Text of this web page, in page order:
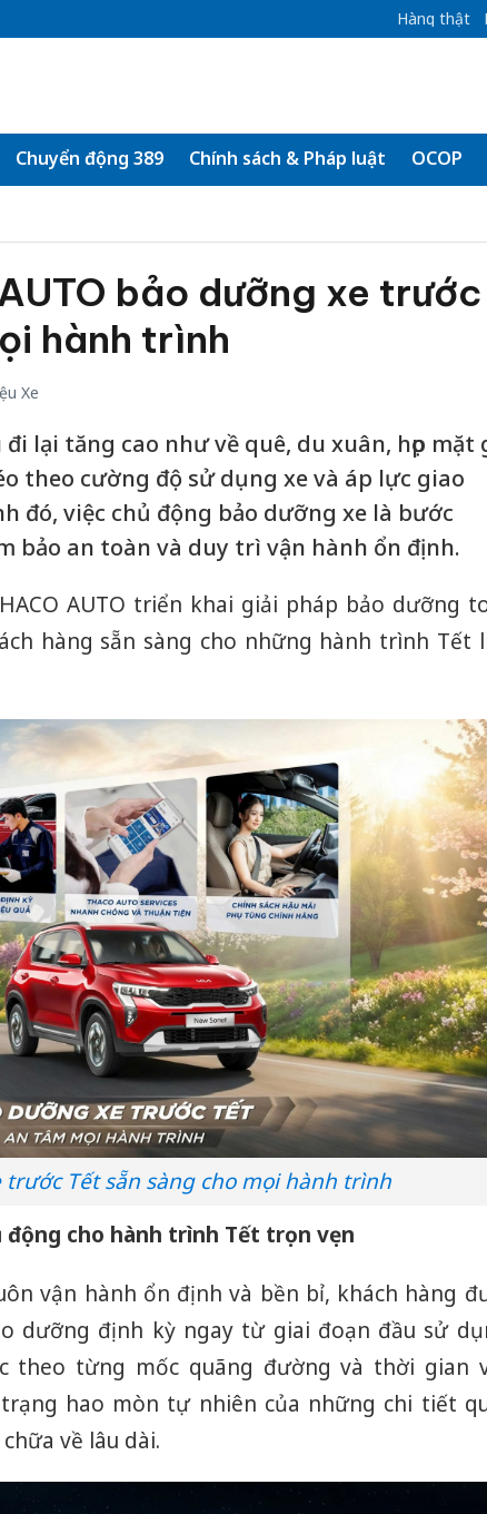
Hàng thật
Chuyển động 389 Chính sách & Pháp luật OCOP
bảo dưỡng xe trước
hành trình
Xe
lại tăng cao như về quê, du xuân, họp mặt
theo cường độ sử dụng xe và áp lực giao
đó, việc chủ động bảo dưỡng xe là bước
bảo an toàn và duy trì vận hành ổn định.
AUTO triển khai giải pháp bảo dưỡng
hàng sẵn sàng cho những hành trình Tết
trước Tết sẵn sàng cho mọi hành trình
động cho hành trình Tết trọn vẹn
vận hành ổn định và bền bỉ, khách hàng
dưỡng định kỳ ngay từ giai đoạn đầu sử
theo từng mốc quãng đường và thời gian
hao mòn tự nhiên của những chi tiết
về lâu dài.